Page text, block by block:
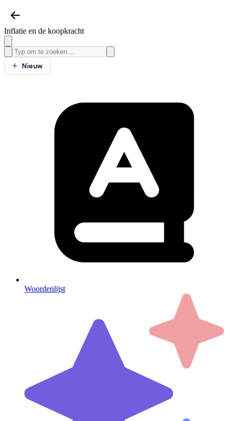
Inflatie en de koopkracht
Nieuw
Woordenlijst